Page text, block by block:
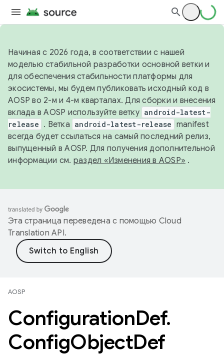
Начиная с 2026 года, в соответствии с нашей
моделью стабильной разработки основной ветки и
для обеспечения стабильности платформы для
экосистемы, мы будем публиковать исходный код в
AOSP во 2-м и 4-м кварталах. Для сборки и внесения
вклада в AOSP используйте ветку android-latest-
release . Ветка android-latest-release manifest
всегда будет ссылаться на самый последний релиз,
выпущенный в AOSP. Для получения дополнительной
информации см. раздел «Изменения в AOSP» .
Эта страница переведена с помощью Cloud
Translation API.
AOSP
ConfigurationDef.
ConfigObjectDef